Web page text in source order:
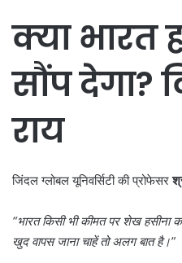
क्या भारत
सौंप देगा?
राय
जिंदल ग्लोबल यूनिवर्सिटी की प्रोफेसर
“भारत किसी भी कीमत पर शेख हसीना
खुद वापस जाना चाहें तो अलग बात है।”